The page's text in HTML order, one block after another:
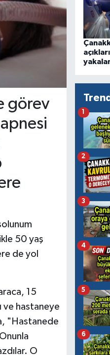
görev
50 yaş
de yol
15
ve hastaneye
"Hastanede
O
1
2
3
4
5
6